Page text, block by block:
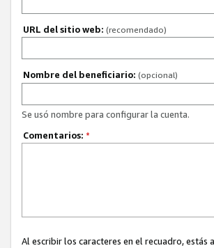
URL del sitio web: (recomendado)
Nombre del beneficiario: (opcional)
Se usó nombre para configurar la cuenta.
Comentarios: *
Al escribir los caracteres en el recuadro,